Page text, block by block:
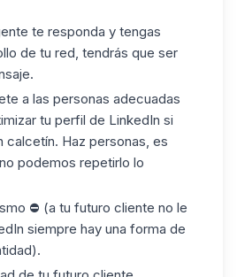
te responda y tengas
de tu red, tendrás que ser
.
a las personas adecuadas
tu perfil de LinkedIn si
calcetín. Haz personas, es
podemos repetirlo lo
⛔ (a tu futuro cliente no le
siempre hay una forma de